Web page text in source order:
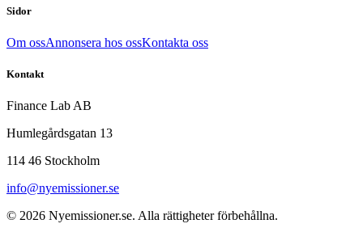
Sidor
Om ossAnnonsera hos ossKontakta oss
Kontakt
Finance Lab AB
Humlegårdsgatan 13
114 46 Stockholm
info@nyemissioner.se
© 2026 Nyemissioner.se. Alla rättigheter förbehållna.